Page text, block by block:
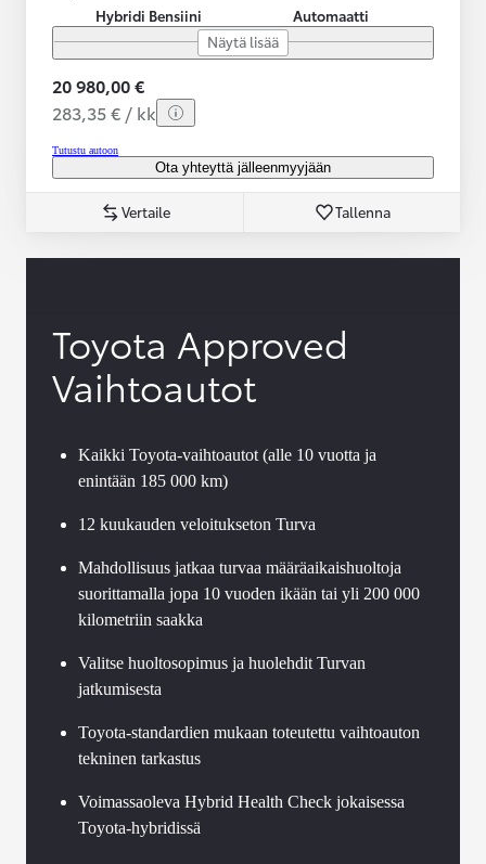
Hybridi Bensiini
Automaatti
Näytä lisää
20 980,00 €
283,35 € / kk
Tutustu autoon
Ota yhteyttä jälleenmyyjään
Vertaile Tallenna
Toyota Approved
Vaihtoautot
Kaikki Toyota-vaihtoautot (alle 10 vuotta ja
enintään 185 000 km)
12 kuukauden veloitukseton Turva
Mahdollisuus jatkaa turvaa määräaikaishuoltoja
suorittamalla jopa 10 vuoden ikään tai yli 200 000
kilometriin saakka
Valitse huoltosopimus ja huolehdit Turvan
jatkumisesta
Toyota-standardien mukaan toteutettu vaihtoauton
tekninen tarkastus
Voimassaoleva Hybrid Health Check jokaisessa
Toyota-hybridissä